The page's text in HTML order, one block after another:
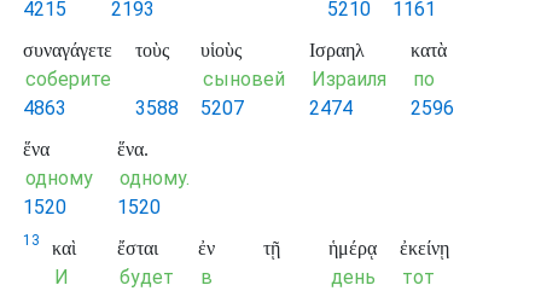
4215
2193
5210
1161
συναγάγετε
соберите
4863
τοὺς
3588
υἱοὺς
сыновей
5207
Ισραηλ
Израиля
2474
κατὰ
по
2596
ἕνα
одному
1520
ἕνα.
одному.
1520
13 καὶ
И
ἔσται
будет
ἐν
в
τῇ ἡμέρᾳ
день
ἐκείνῃ
тот